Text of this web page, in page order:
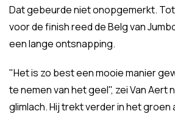
Dat gebeurde niet onopgemerkt. Tot
voor de finish reed de Belg van
een lange ontsnapping.
"Het is zo best een mooie manier
te nemen van het geel", zei Van Aert
glimlach. Hij trekt verder in het groen